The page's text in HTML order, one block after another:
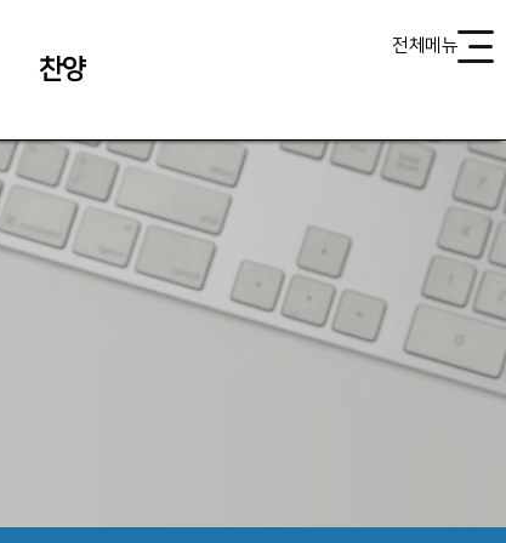
찬양
전체메뉴